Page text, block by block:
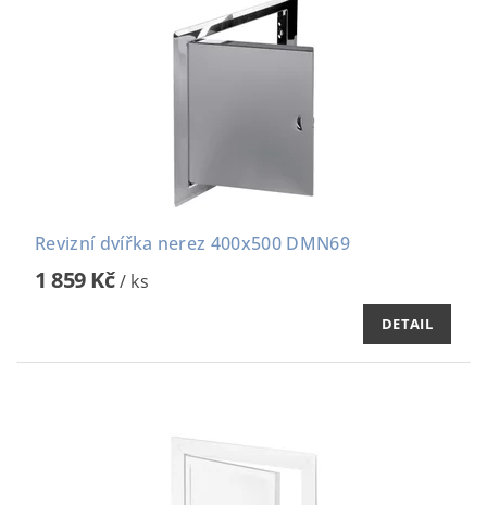
Revizní dvířka nerez 400x500 DMN69
1 859 Kč/ ks
DETAIL